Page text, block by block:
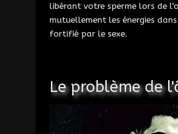
libérant votre sperme lors de
mutuellement les énergies
fortifié par le sexe.
Le problème de